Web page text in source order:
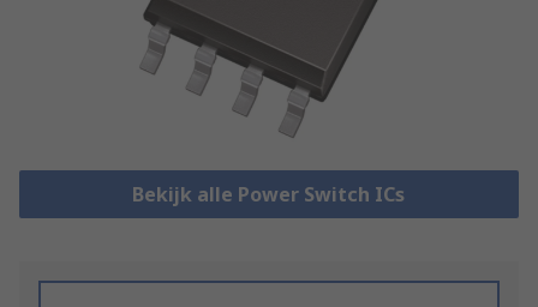
Bekijk alle Power Switch ICs